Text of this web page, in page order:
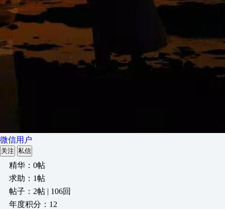
微信用户
关注 私信
精华：0帖
求助：1帖
帖子：2帖 | 106回
年度积分：12